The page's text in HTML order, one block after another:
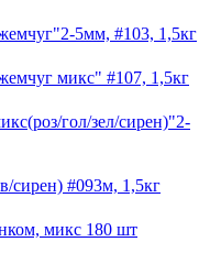
5мм, #103, 1,5кг
микс" #107, 1,5кг
гол/зел/сирен)"2-
сирен) #093м, 1,5кг
микс 180 шт